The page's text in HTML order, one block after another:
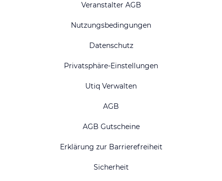
Veranstalter AGB
Nutzungsbedingungen
Datenschutz
Privatsphäre-Einstellungen
Utiq Verwalten
AGB
AGB Gutscheine
Erklärung zur Barrierefreiheit
Sicherheit